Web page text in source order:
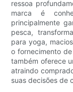
ressoa
marca é
principalmente
pesca,
para yoga,
o fornecimento
também oferece
atraindo
suas decisões de